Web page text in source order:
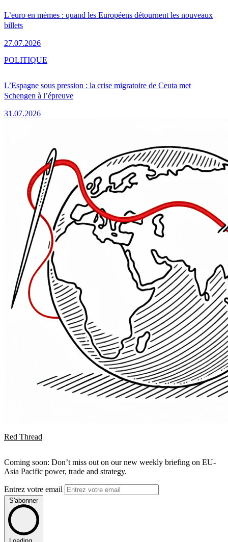
L’euro en mèmes : quand les Européens détournent les nouveaux
billets
27.07.2026
L’Espagne sous pression : la crise migratoire de Ceuta met
Schengen à l’épreuve
31.07.2026
POLITIQUE
Red Thread
Coming soon: Don’t miss out on our new weekly briefing on EU-
Asia Pacific power, trade and strategy.
Entrez votre email
S'abonner